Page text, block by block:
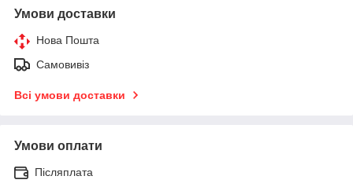
Умови доставки
Нова Пошта
Самовивіз
Всі умови доставки
Умови оплати
Післяплата